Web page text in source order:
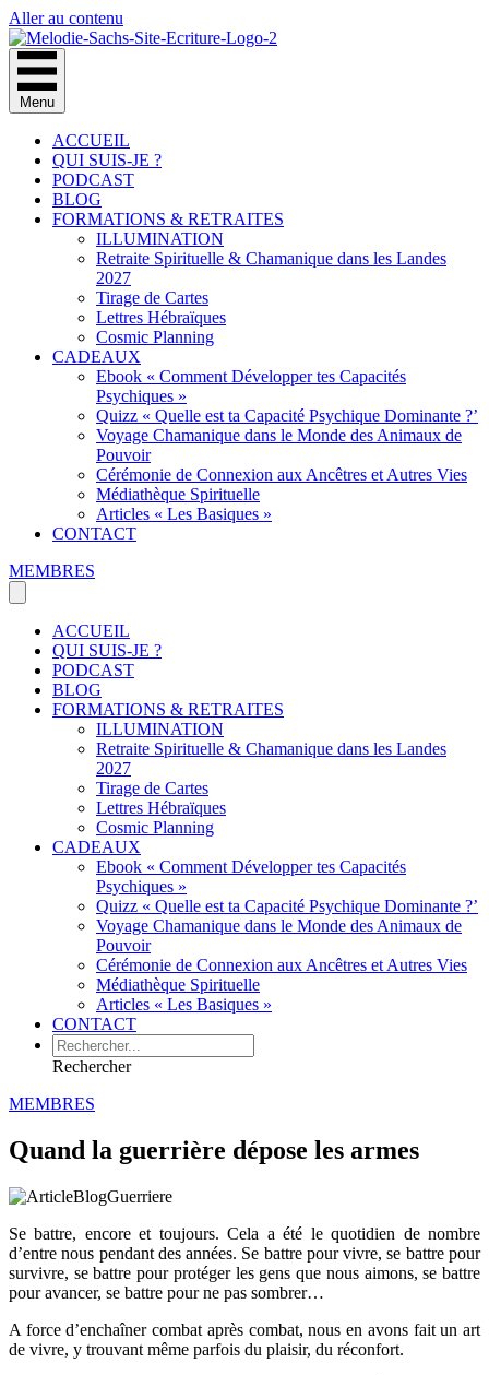
Aller au contenu
Menu
ACCUEIL
QUI SUIS-JE ?
PODCAST
BLOG
FORMATIONS & RETRAITES
ILLUMINATION
Retraite Spirituelle & Chamanique dans les Landes
2027
Tirage de Cartes
Lettres Hébraïques
Cosmic Planning
CADEAUX
Ebook « Comment Développer tes Capacités
Psychiques »
Quizz « Quelle est ta Capacité Psychique Dominante ?’
Voyage Chamanique dans le Monde des Animaux de
Pouvoir
Cérémonie de Connexion aux Ancêtres et Autres Vies
Médiathèque Spirituelle
Articles « Les Basiques »
CONTACT
MEMBRES
ACCUEIL
QUI SUIS-JE ?
PODCAST
BLOG
FORMATIONS & RETRAITES
ILLUMINATION
Retraite Spirituelle & Chamanique dans les Landes
2027
Tirage de Cartes
Lettres Hébraïques
Cosmic Planning
CADEAUX
Ebook « Comment Développer tes Capacités
Psychiques »
Quizz « Quelle est ta Capacité Psychique Dominante ?’
Voyage Chamanique dans le Monde des Animaux de
Pouvoir
Cérémonie de Connexion aux Ancêtres et Autres Vies
Médiathèque Spirituelle
Articles « Les Basiques »
CONTACT
Rechercher
MEMBRES
Quand la guerrière dépose les armes
Se battre, encore et toujours. Cela a été le quotidien de nombre
d’entre nous pendant des années. Se battre pour vivre, se battre pour
survivre, se battre pour protéger les gens que nous aimons, se battre
pour avancer, se battre pour ne pas sombrer…
A force d’enchaîner combat après combat, nous en avons fait un art
de vivre, y trouvant même parfois du plaisir, du réconfort.